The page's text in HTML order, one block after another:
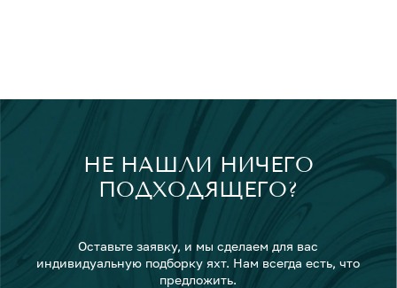
НЕ НАШЛИ НИЧЕГО
ПОДХОДЯЩЕГО?
Оставьте заявку, и мы сделаем для вас
индивидуальную подборку яхт. Нам всегда есть, что
предложить.